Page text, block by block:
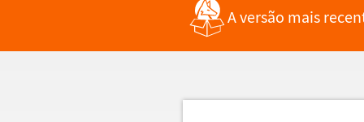
Voltar para Últimas Novidades
A versão mais